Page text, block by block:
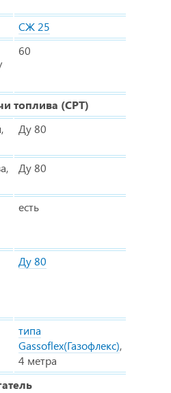
СЖ 25
60
топлива (СРТ)
Ду 80
Ду 80
есть
Ду 80
типа
Gassoflex(Газофлекс),
4 метра